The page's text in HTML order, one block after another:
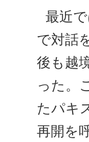
最近
で対話
後も越
った。
たパキ
再開を